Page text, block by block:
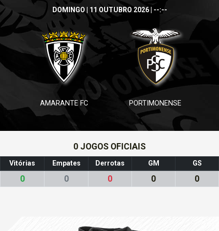
DOMINGO | 11 OUTUBRO 2026 | --:--
AMARANTE FC PORTIMONENSE
0 JOGOS OFICIAIS
Vitórias Empates Derrotas GM GS
0 0 0 0 0